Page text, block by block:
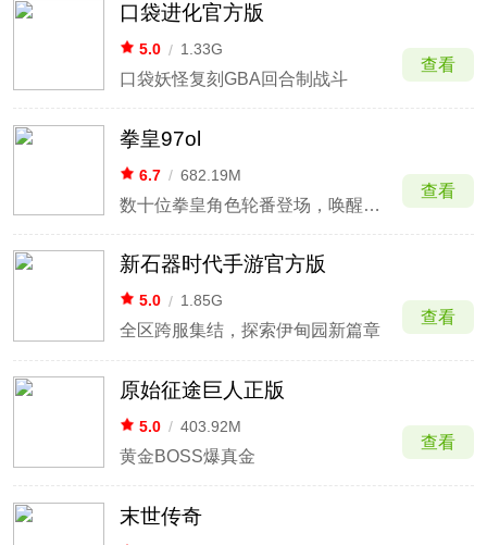
口袋进化官方版
5.0 / 1.33G
口袋妖怪复刻GBA回合制战斗
查看
拳皇97ol
6.7 / 682.19M
数十位拳皇角色轮番登场，唤醒童年热血情怀
查看
新石器时代手游官方版
5.0 / 1.85G
全区跨服集结，探索伊甸园新篇章
查看
原始征途巨人正版
5.0 / 403.92M
黄金BOSS爆真金
查看
末世传奇